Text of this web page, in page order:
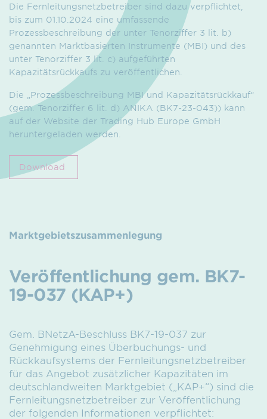
Die Fernleitungsnetzbetreiber sind dazu verpflichtet,
bis zum 01.10.2024 eine umfassende
Prozessbeschreibung der unter Tenorziffer 3 lit. b)
genannten Marktbasierten Instrumente (MBI) und des
unter Tenorziffer 3 lit. c) aufgeführten
Kapazitätsrückkaufs zu veröffentlichen.
Die „Prozessbeschreibung MBI und Kapazitätsrückkauf“
(gem. Tenorziffer 6 lit. d) ANIKA (BK7-23-043)) kann
auf der Website der Trading Hub Europe GmbH
heruntergeladen werden.
Download
Marktgebietszusammenlegung
Veröffentlichung gem. BK7-
19-037 (KAP+)
Gem. BNetzA-Beschluss BK7-19-037 zur
Genehmigung eines Überbuchungs- und
Rückkaufsystems der Fernleitungsnetzbetreiber
für das Angebot zusätzlicher Kapazitäten im
deutschlandweiten Marktgebiet („KAP+“) sind die
Fernleitungsnetzbetreiber zur Veröffentlichung
der folgenden Informationen verpflichtet: